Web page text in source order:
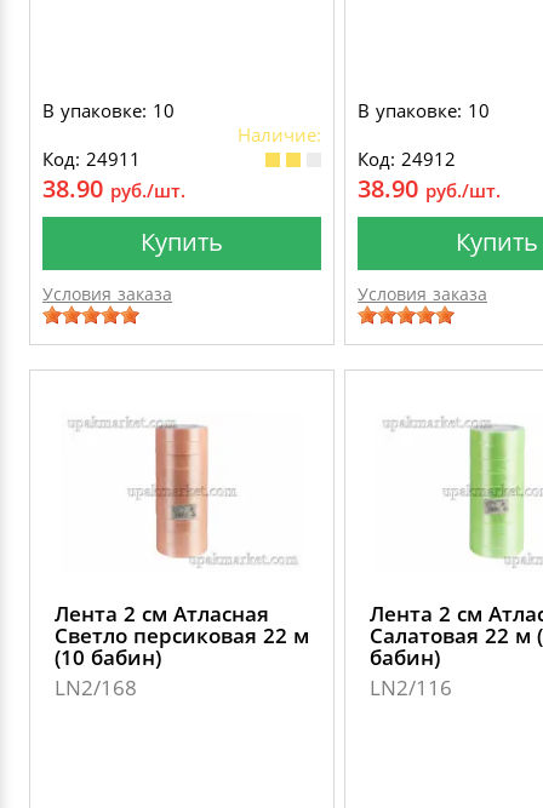
В упаковке: 10
Наличие:
Код: 24911
38.90 руб./шт.
Купить
Условия заказа
В упаковке: 10
Код: 24912
38.90 руб./шт.
Купить
Условия заказа
Лента 2 см Атласная
Светло персиковая 22 м
(10 бабин)
LN2/168
Лента 2 см
Салатовая 22 м
бабин)
LN2/116